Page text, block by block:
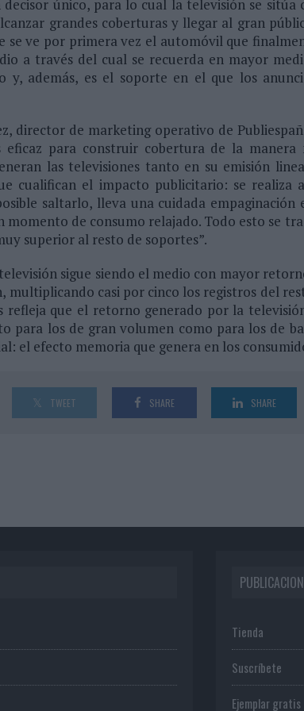
único, para lo cual la televisión se sitúa
grandes coberturas y llegar al gran
se ve por primera vez el automóvil que
a través del cual se recuerda en mayor
y, además, es el soporte en el que los
director de marketing operativo de
eficaz para construir cobertura de la manera
las televisiones tanto en su emisión
cualifican el impacto publicitario: se
saltarlo, lleva una cuidada
momento de consumo relajado. Todo esto se
superior al resto de soportes”.
sigue siendo el medio con mayor
multiplicando casi por cinco los registros del
refleja que el retorno generado por la
para los de gran volumen como para los de
el efecto memoria que genera en los
TWEET SHARE SHARE
Tienda
Suscríbete
Ejemplar gratis